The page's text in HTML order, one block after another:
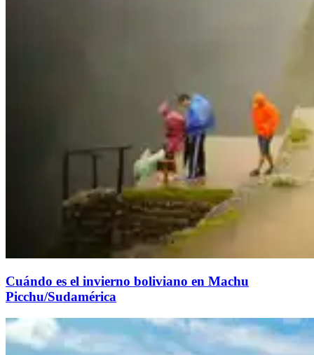
Cuándo es el invierno boliviano en Machu
Picchu/Sudamérica